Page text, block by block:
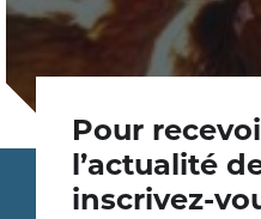
Pour
l’actualité
inscrivez-